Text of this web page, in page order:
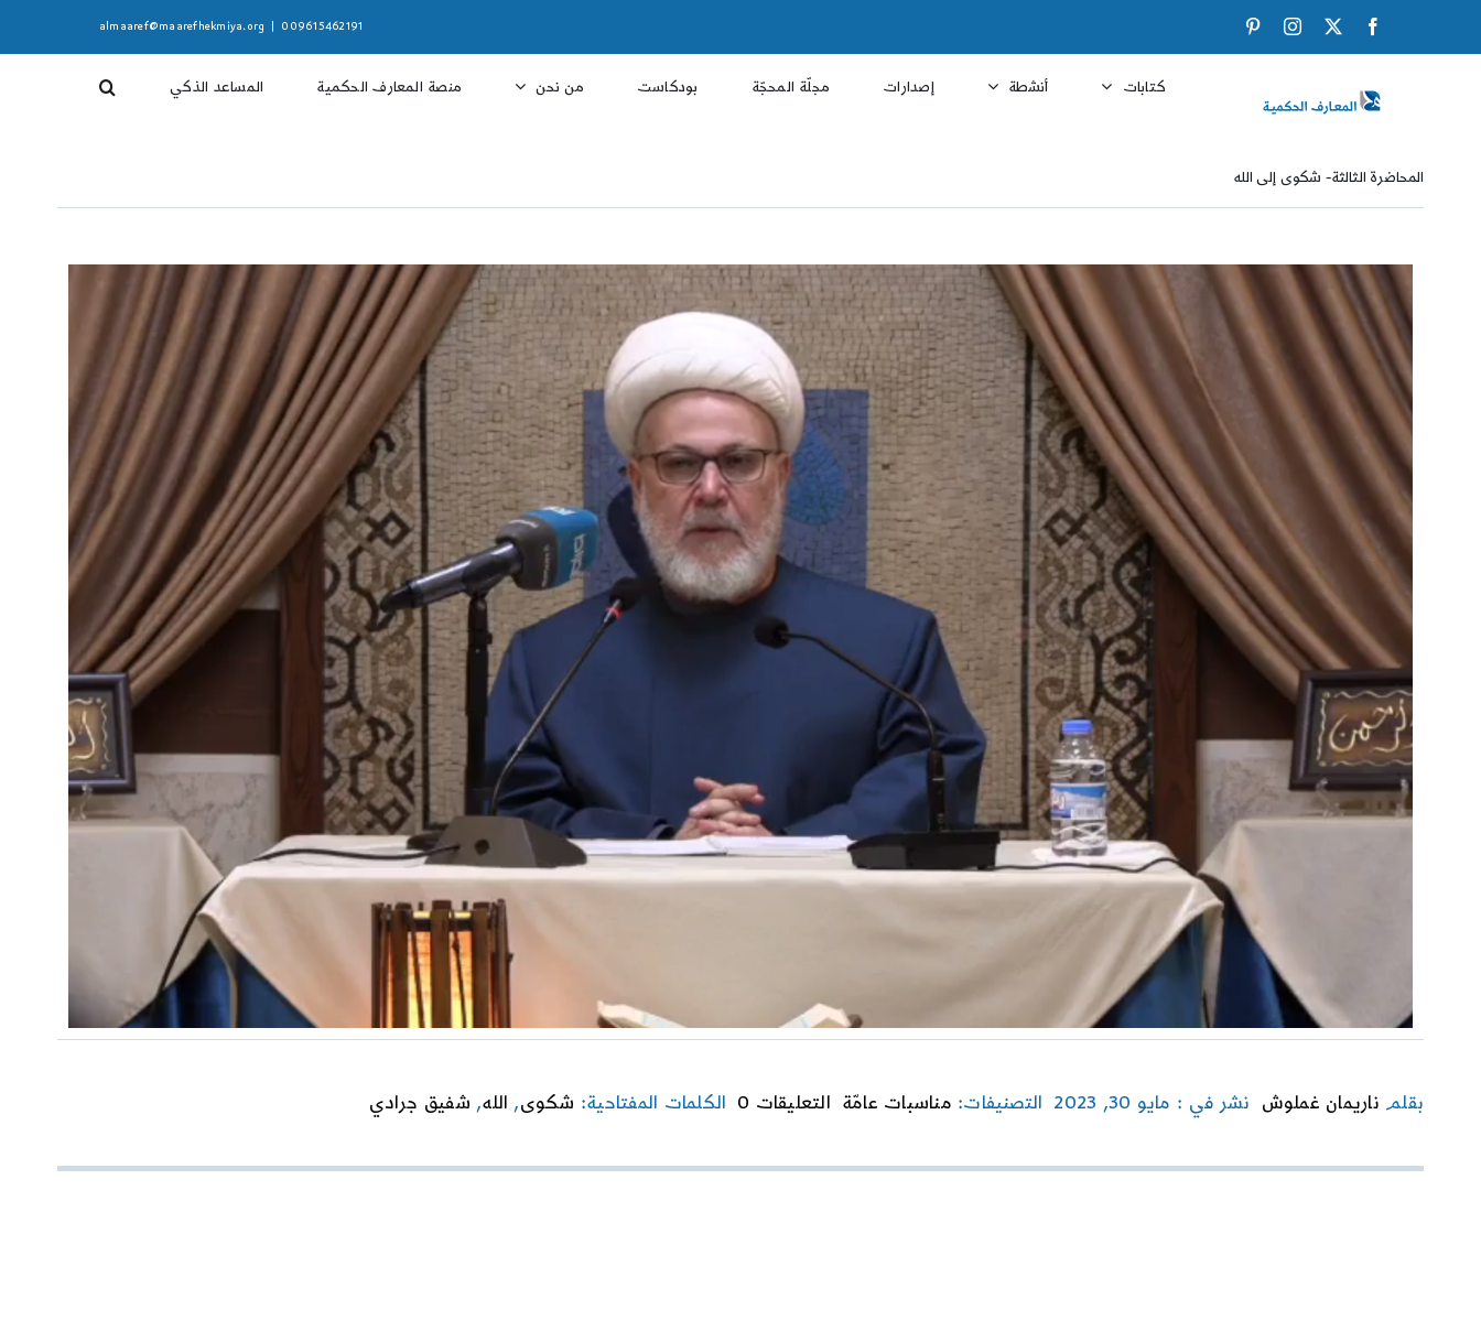
Facebook
X
Instagram
009615462191
almaaref@maarefhekmiya.org
كتابات أنشطة إصدارات مجلّة المحجّة بودكاست من نحن منصة المعارف الحكمية المساعد الذكي
المحاضرة الثالثة- شكوى إلى الله
بقلم ناريمان غملوش نشر في : مايو 30, 2023 التصنيفات: مناسبات عامّة التعليقات 0
on
شكوى
الكلمات المفتاحية: شكوى, الله, شفيق جرادي